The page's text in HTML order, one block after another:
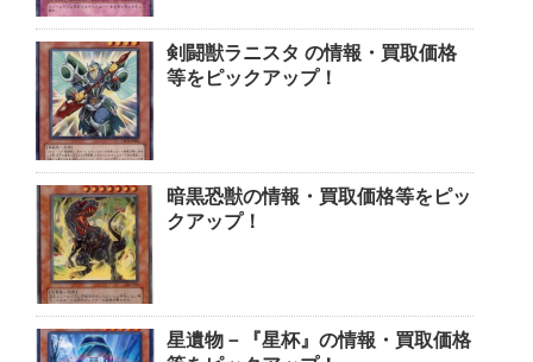
剣闘獣ラニスタ の情報・買取価格
等をピックアップ！
暗黒恐獣の情報・買取価格等をピッ
クアップ！
星遺物－『星杯』の情報・買取価格